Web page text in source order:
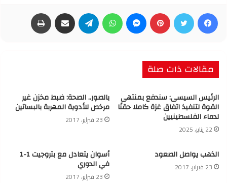
فيسبوك تويتر بينتيريست ماسنجر واتساب تيلقرام مشاركة عبر البريد
مقالات ذات صلة
الرئيس السيسى: سندفع بمنتهى
القوة لتنفيذ اتفاق غزة كاملا حقنًا
لدماء الفلسطينيين
22 يناير، 2025
بالصور.. الصحة: ضبط مخزن غير
مرخص للأدوية المهربة بالبساتين
23 فبراير، 2017
الذهب يواصل الصعود
23 فبراير، 2017
أسوان يتعادل مع بتروجيت 1-1
في الدوري
23 فبراير، 2017